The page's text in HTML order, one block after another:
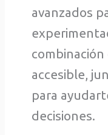
avanzados
accesible,
para
decisiones.